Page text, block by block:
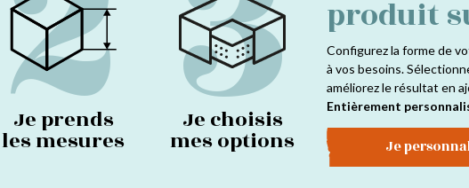
Je prends
les mesures
Je choisis
mes options
produit
Configurez la forme de
à vos besoins.
améliorez le résultat en
Entièrement
Je